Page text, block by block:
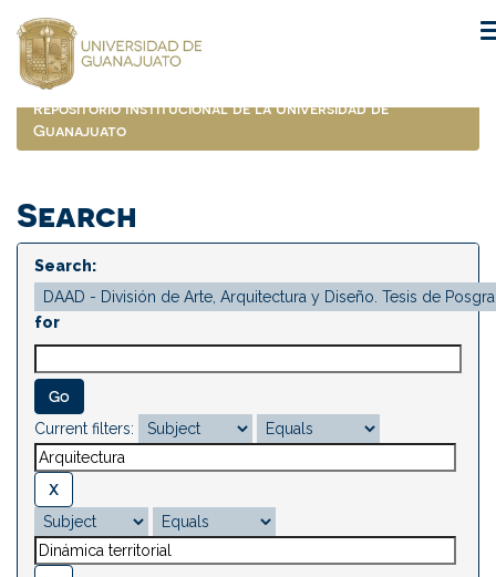
navigation
Repositorio Institucional de la Universidad de
Guanajuato
Search
Search:
for
Current filters: